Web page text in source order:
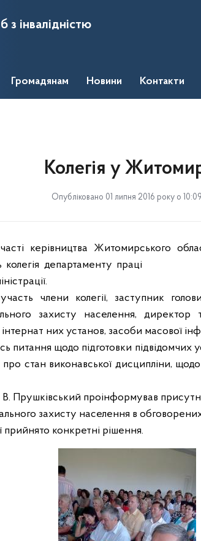
з інвалідністю
Громадянам Новини Контакти
Колегія у
Опубліковано 01 липня 2016 року о 10:09
керівництва Житомирського
колегія департаменту праці
члени колегії, заступник голови
захисту населення, директор
них установ, засоби масової
питання щодо підготовки
стан виконавської дисципліни, щодо
Прушківський проінформував
захисту населення в
прийнято конкретні рішення.